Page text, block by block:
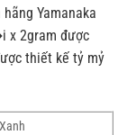
Yamanaka
x 2gram được
thiết kế tỷ mỷ